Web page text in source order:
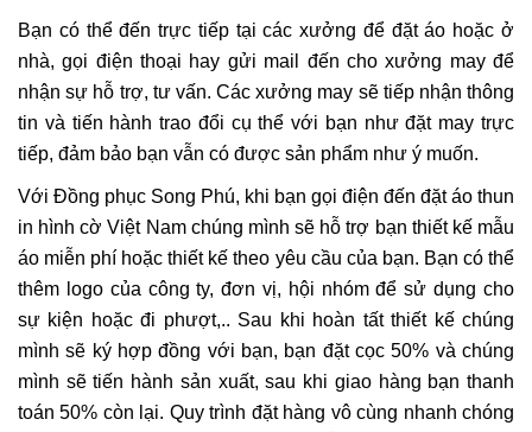
Bạn có thể đến trực tiếp tại các xưởng để đặt áo hoặc ở
nhà, gọi điện thoại hay gửi mail đến cho xưởng may để
nhận sự hỗ trợ, tư vấn. Các xưởng may sẽ tiếp nhận thông
tin và tiến hành trao đổi cụ thể với bạn như đặt may trực
tiếp, đảm bảo bạn vẫn có được sản phẩm như ý muốn.
Với Đồng phục Song Phú, khi bạn gọi điện đến đặt áo thun
in hình cờ Việt Nam chúng mình sẽ hỗ trợ bạn thiết kế mẫu
áo miễn phí hoặc thiết kế theo yêu cầu của bạn. Bạn có thể
thêm logo của công ty, đơn vị, hội nhóm để sử dụng cho
sự kiện hoặc đi phượt,.. Sau khi hoàn tất thiết kế chúng
mình sẽ ký hợp đồng với bạn, bạn đặt cọc 50% và chúng
mình sẽ tiến hành sản xuất, sau khi giao hàng bạn thanh
toán 50% còn lại. Quy trình đặt hàng vô cùng nhanh chóng